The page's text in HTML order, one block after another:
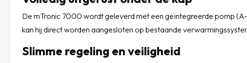
De mTronic 7000 wordt geleverd met een geïntegreerde pomp
kan hij direct worden aangesloten op bestaande
Slimme regeling en veiligheid